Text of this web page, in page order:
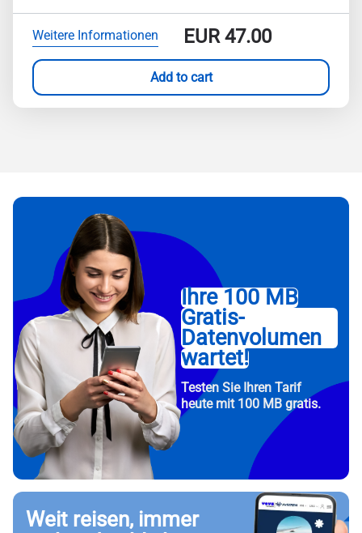
Weitere Informationen EUR47.00
Add to cart
Ihre 100 MB
Gratis-
Datenvolumen
wartet!
Testen Sie Ihren Tarif
heute mit 100 MB gratis.
Weit reisen, immer